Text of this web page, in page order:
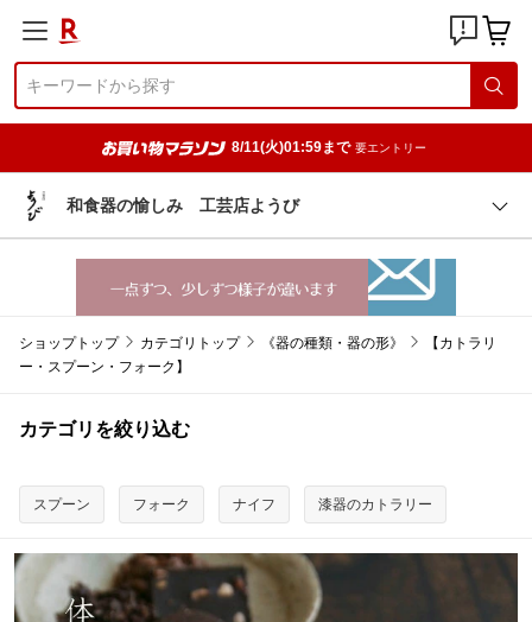
8/11(火)01:59まで 要エントリー
和食器の愉しみ 工芸店ようび
ショップトップ カテゴリトップ 《器の種類・器の形》
【カトラリ
ー・スプーン・フォーク】
カテゴリを絞り込む
スプーン フォーク ナイフ 漆器のカトラリー